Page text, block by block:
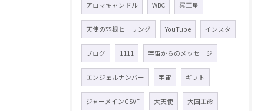
アロマキャンドル WBC 冥王星
天使の羽根ヒーリング YouTube インスタ
ブログ 1111 宇宙からのメッセージ
エンジェルナンバー 宇宙 ギフト
ジャーメインGSVF 大天使 大国主命